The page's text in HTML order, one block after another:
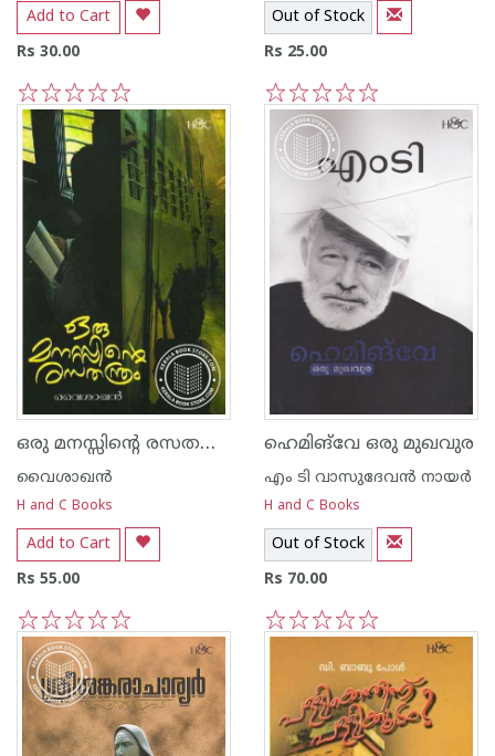
Add to Cart
Rs 30.00
5
4
3
2
1
Out of Stock
Rs 25.00
5
4
3
2
1
ഒരു മനസ്സിന്റെ രസത‌ന്ത്രം
വൈശാഖൻ
H and C Books
Add to Cart
Rs 55.00
5
4
3
2
1
ഹെമിങ്‌വേ ഒരു മുഖവുര
എം ടി വാസുദേവന്‍ നായര്‍
H and C Books
Out of Stock
Rs 70.00
5
4
3
2
1